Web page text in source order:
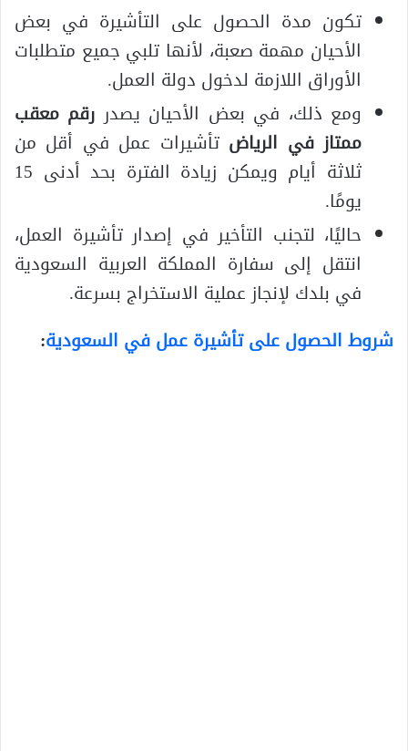
تكون مدة الحصول على التأشيرة في بعض
الأحيان مهمة صعبة، لأنها تلبي جميع متطلبات
الأوراق اللازمة لدخول دولة العمل.
ومع ذلك، في بعض الأحيان يصدر رقم معقب
ممتاز في الرياضتأشيرات عمل في أقل من
ثلاثة أيام ويمكن زيادة الفترة بحد أدنى 15
يومًا.
حاليًا، لتجنب التأخير في إصدار تأشيرة العمل،
انتقل إلى سفارة المملكة العربية السعودية
في بلدك لإنجاز عملية الاستخراج بسرعة.
شروط الحصول على تأشيرة عمل في السعودية: